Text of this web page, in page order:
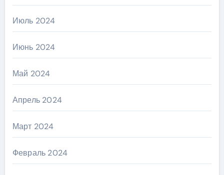
Июль 2024
Июнь 2024
Май 2024
Апрель 2024
Март 2024
Февраль 2024